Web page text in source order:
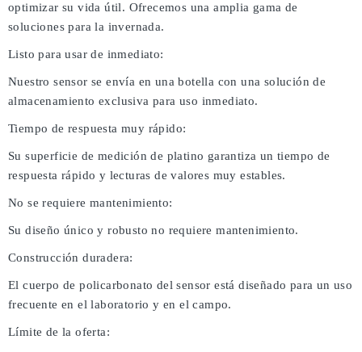
optimizar su vida útil. Ofrecemos una amplia gama de
soluciones para la invernada.
Listo para usar de inmediato:
Nuestro sensor se envía en una botella con una solución de
almacenamiento exclusiva para uso inmediato.
Tiempo de respuesta muy rápido:
Su superficie de medición de platino garantiza un tiempo de
respuesta rápido y lecturas de valores muy estables.
No se requiere mantenimiento:
Su diseño único y robusto no requiere mantenimiento.
Construcción duradera:
El cuerpo de policarbonato del sensor está diseñado para un uso
frecuente en el laboratorio y en el campo.
Límite de la oferta: